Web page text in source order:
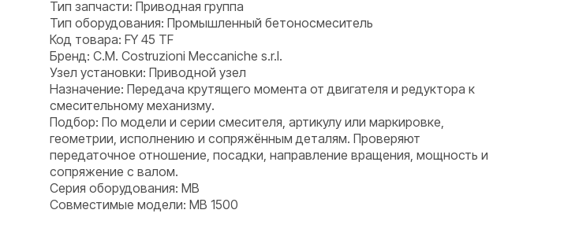
Тип запчасти: Приводная группа
Тип оборудования: Промышленный бетоносмеситель
Код товара: FY 45 TF
Бренд: C.M. Costruzioni Meccaniche s.r.l.
Узел установки: Приводной узел
Назначение: Передача крутящего момента от двигателя и редуктора к
смесительному механизму.
Подбор: По модели и серии смесителя, артикулу или маркировке,
геометрии, исполнению и сопряжённым деталям. Проверяют
передаточное отношение, посадки, направление вращения, мощность и
сопряжение с валом.
Серия оборудования: MB
Совместимые модели: MB 1500